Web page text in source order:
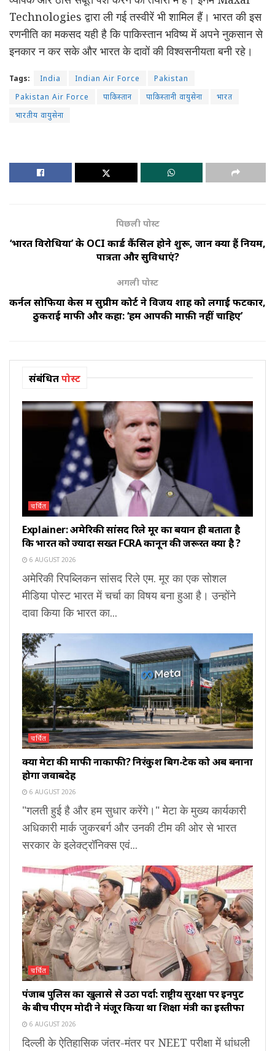
Technologies द्वारा ली गई तस्वीरें भी शामिल हैं। भारत की इस
रणनीति का मकसद यही है कि पाकिस्तान भविष्य में अपने नुकसान से
इनकार न कर सके और भारत के दावों की विश्वसनीयता बनी रहे।
Tags: India Indian Air Force
Pakistan
Pakistan Air Force
पाकिस्तान पाकिस्तानी वायुसेना
भारत
भारतीय वायुसेना
पिछली पोस्ट
‘भारत विरोधियों’ के OCI कार्ड कैंसिल होने शुरू, जानें क्या हैं नियम,
पात्रता और सुविधाएं?
अगली पोस्ट
कर्नल सोफिया केस में सुप्रीम कोर्ट ने विजय शाह को लगाई फटकार,
ठुकराई माफी और कहा: ‘हमें आपकी माफ़ी नहीं चाहिए’
संबंधितपोस्ट
चर्चित
Explainer: अमेरिकी सांसद रिले मूर का बयान ही बताता है
कि भारत को ज्यादा सख्त FCRA कानून की जरूरत क्यों है ?
6 AUGUST 2026
अमेरिकी रिपब्लिकन सांसद रिले एम. मूर का एक सोशल
मीडिया पोस्ट भारत में चर्चा का विषय बना हुआ है। उन्होंने
दावा किया कि भारत का...
चर्चित
क्या मेटा की माफी नाकाफी? निरंकुश बिग-टेक को अब बनाना
होगा जवाबदेह
6 AUGUST 2026
"गलती हुई है और हम सुधार करेंगे।" मेटा के मुख्य कार्यकारी
अधिकारी मार्क जुकरबर्ग और उनकी टीम की ओर से भारत
सरकार के इलेक्ट्रॉनिक्स एवं...
चर्चित
पंजाब पुलिस का खुलासे से उठा पर्दा: राष्ट्रीय सुरक्षा पर इनपुट
के बीच पीएम मोदी ने मंजूर किया था शिक्षा मंत्री का इस्तीफा
6 AUGUST 2026
दिल्ली के ऐतिहासिक जंतर-मंतर पर NEET परीक्षा में धांधली